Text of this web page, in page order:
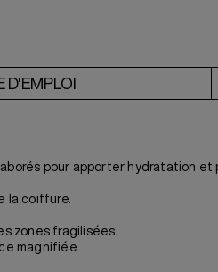
D'EMPLOI
pour apporter hydratation
la coiffure.
zones fragilisées.
magnifiée.